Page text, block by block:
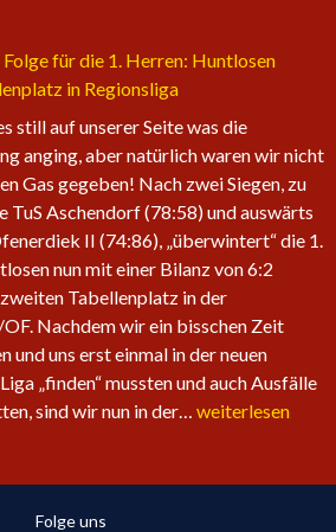
der
Eagles
nehmen
wieder
an
Fahrt
auf
Folge für die 1. Herren: Huntlosen
in Regionsliga
still auf unserer Seite was die
anging, aber natürlich waren wir nicht
Gas gegeben! Nach zwei Siegen, zu
TuS Aschendorf (78:58) und auswärts
II (74:86), „überwintert“ die 1.
nun mit einer Bilanz von 6:2
Tabellenplatz in der
Nachdem wir ein bisschen Zeit
und uns erst einmal in der neuen
„finden“ mussten und auch Ausfälle
sind wir nun in der… Sechster
weiterlesen
Folge uns